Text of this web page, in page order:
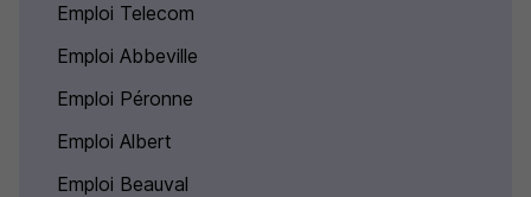
Emploi Telecom
Emploi Abbeville
Emploi Péronne
Emploi Albert
Emploi Beauval